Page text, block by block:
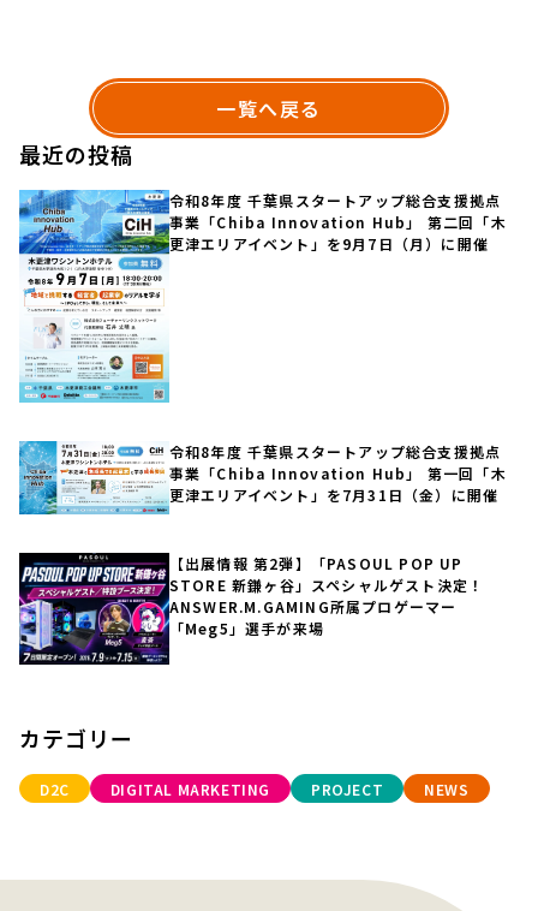
一覧へ戻る
最近の投稿
令和8年度 千葉県スタートアップ総合支援拠点
事業「Chiba Innovation Hub」 第二回「木
更津エリアイベント」を9月7日（月）に開催
令和8年度 千葉県スタートアップ総合支援拠点
事業「Chiba Innovation Hub」 第一回「木
更津エリアイベント」を7月31日（金）に開催
【出展情報 第2弾】「PASOUL POP UP
STORE 新鎌ヶ谷」スペシャルゲスト決定！
ANSWER.M.GAMING所属プロゲーマー
「Meg5」選手が来場
カテゴリー
D2C DIGITAL MARKETING PROJECT NEWS